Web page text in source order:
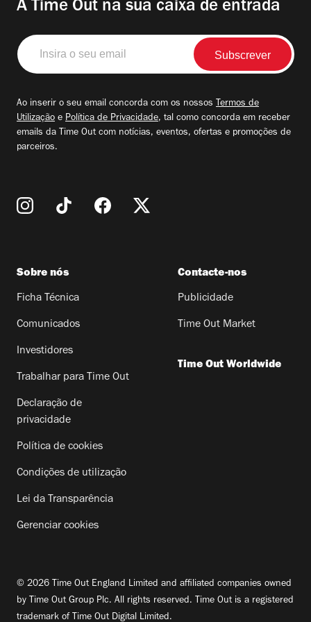
A Time Out na sua caixa de entrada
Insira
o
seu
Ao inserir o seu email concorda com os nossos Termos de
Utilização e Política de Privacidade, tal como concorda em receber
emails da Time Out com notícias, eventos, ofertas e promoções de
parceiros.
Sobre nós
Ficha Técnica
Comunicados
Investidores
Trabalhar para Time Out
Declaração de
privacidade
Política de cookies
Condições de utilização
Lei da Transparência
Gerenciar cookies
Contacte-nos
Publicidade
Time Out Market
Time Out Worldwide
© 2026 Time Out England Limited and affiliated companies owned
by Time Out Group Plc. All rights reserved. Time Out is a registered
trademark of Time Out Digital Limited.